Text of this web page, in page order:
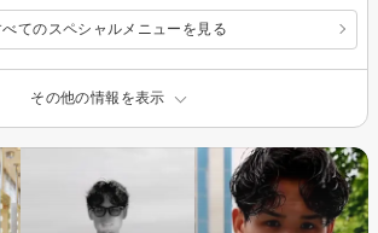
べてのスペシャルメニューを見る
その他の情報を表示